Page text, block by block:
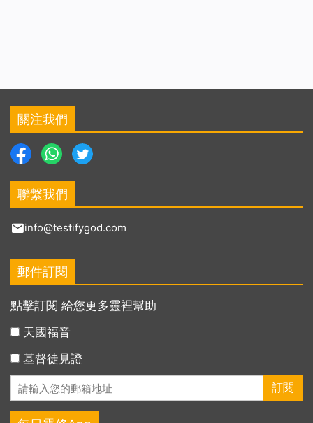
關注我們
聯繫我們
info@testifygod.com
郵件訂閱
點擊訂閱 給您更多靈裡幫助
天國福音
基督徒見證